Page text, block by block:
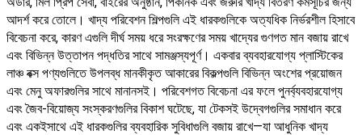
আদর্শ করে তোলে। খাদ্য পরিবেশন শিল্পগুলি এই ধারকগুলিকে অত্যধিক নির্ভরশীল হিসাবে
বিবেচনা করে, কারণ এগুলি দীর্ঘ সময় ধরে সংরক্ষণের সময় খাদ্যের গুণগত মান বজায় রাখে
এবং বিভিন্ন উত্তাপন পদ্ধতির সাথে সামঞ্জস্যপূর্ণ। একবার ব্যবহারযোগ্য প্লাস্টিকের
লাঞ্চ বক্স পণ্যগুলিতে উপলব্ধ মানকীকৃত আকারের বিকল্পগুলি বিভিন্ন অংশের প্রয়োজন
এবং মেনু অফারগুলির সাথে মানানসই। পরিবেশগত বিবেচনা এর ফলে পুনর্ব্যবহারযোগ্য
এবং জৈব-বিয়োজ্য সংস্করণগুলির বিকাশ ঘটেছে, যা টেকসই উদ্বেগগুলির সমাধান করে
এবং একইসাথে এই ধারকগুলির ব্যবহারিক সুবিধাগুলি বজায় রাখে—যা আধুনিক খাদ্য